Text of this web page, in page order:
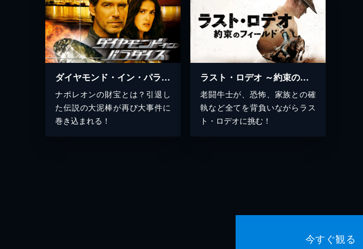
ダイヤモンド・イン・パラダイス
ナポレオンの財宝とは？引退し
た伝説の大泥棒が再び大事件に
巻き込まれる！
ラスト・ロデオ ～約束のフィールド～
老闘牛士が、恐怖、家族との確
執など全てを背負いながらラス
ト・ロデオに挑む！
今すぐ観る